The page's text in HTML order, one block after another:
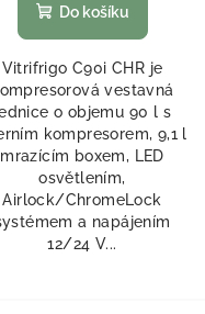
Do košíku
Vitrifrigo C90i CHR je
vestavná
o objemu 90 l s
kompresorem, 9,1 l
mrazícím boxem, LED
osvětlením,
Airlock/ChromeLock
a napájením
12/24 V...